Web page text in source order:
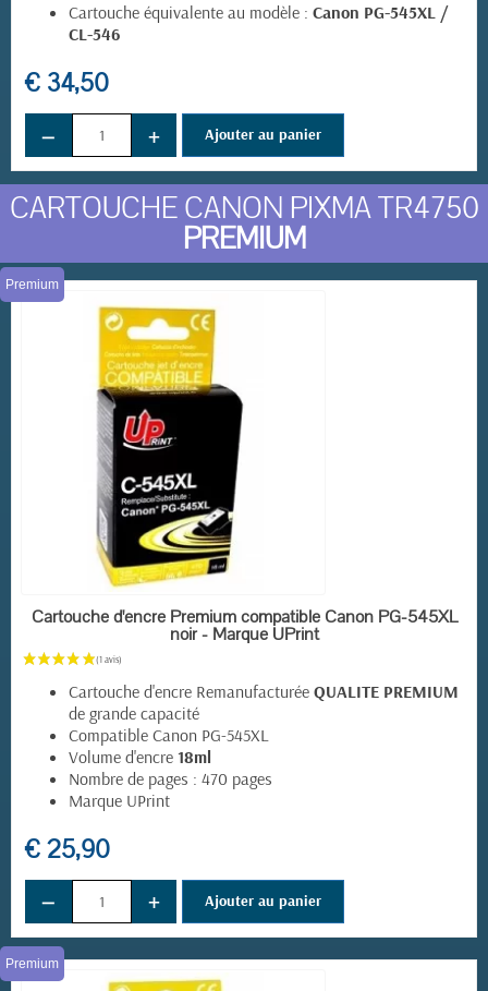
(1 avis)
Cartouche équivalente au modèle : Canon PG-545XL /
CL-546
€ 34,50
− + Ajouter au panier
CARTOUCHE CANON PIXMA TR4750
PREMIUM
EN STOCK
Premium
Cartouche d'encre Premium compatible Canon PG-545XL
noir - Marque UPrint
Cartouche d'encre Remanufacturée QUALITE PREMIUM
de grande capacité
Compatible Canon PG-545XL
Volume d'encre 18ml
Nombre de pages : 470 pages
Marque UPrint
€ 25,90
− + Ajouter au panier
Premium